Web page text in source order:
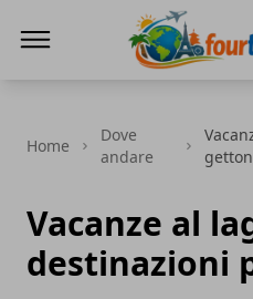
Home
Dove
andare
Vacanze al
destinazioni